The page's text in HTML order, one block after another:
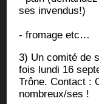
ses invendus!)
- fro­mage etc…
3) Un comi­té de
fois lun­di 16
Trône. Contact :
nombreux/ses !